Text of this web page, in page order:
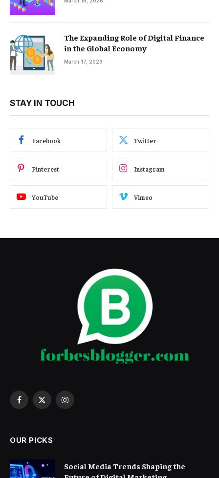
The Expanding Role of Digital Finance
in the Global Economy
March 17, 2026
STAY IN TOUCH
Facebook Twitter
Pinterest Instagram
YouTube Vimeo
Facebook
X
Instagram
OUR PICKS
Social Media Trends Shaping the